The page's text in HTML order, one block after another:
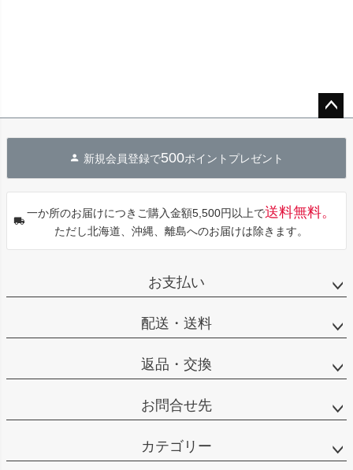
へ
新規会員登録で500ポイントプレゼント
一か所のお届けにつきご購入金額5,500円以上で送料無料。
ただし北海道、沖縄、離島へのお届けは除きます。
お支払い
配送・送料
返品・交換
お問合せ先
カテゴリー